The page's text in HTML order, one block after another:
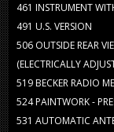
461 INSTRUMENT
491 U.S. VERSION
506 OUTSIDE REAR
(ELECTRICALLY
519BECKER RADIO
524PAINTWORK -
531 AUTOMATIC